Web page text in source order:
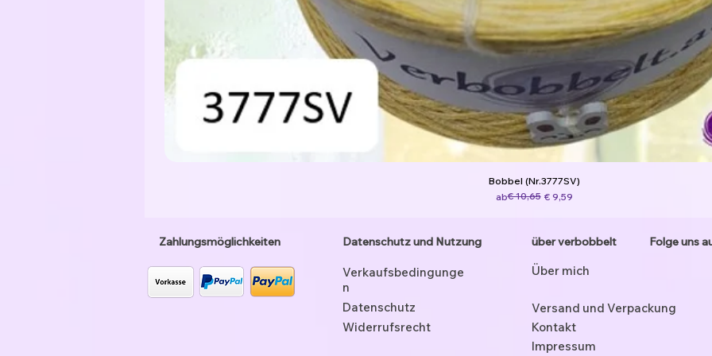
Bobbel (Nr.3777SV)
ab
Standardpreis
€ 10,65 € 9,59
Sale-Preis
Zahlungsmöglichkeiten Datenschutz und Nutzung
Verkaufsbedingunge
n
Datenschutz
Widerrufsrecht
über verbobbelt
Über mich
Folge uns
Versand und Verpackung
Kontakt
Impressum